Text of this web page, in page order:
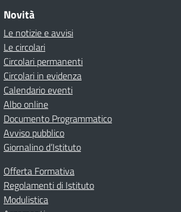
Novità
Le notizie e avvisi
Le circolari
Circolari permanenti
Circolari in evidenza
Calendario eventi
Albo online
Documento Programmatico
Avviso pubblico
Giornalino d’Istituto
Offerta Formativa
Regolamenti di Istituto
Modulistica